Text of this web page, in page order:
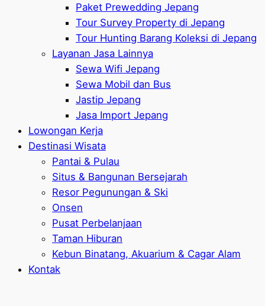
Paket Prewedding Jepang
Tour Survey Property di Jepang
Tour Hunting Barang Koleksi di Jepang
Layanan Jasa Lainnya
Sewa Wifi Jepang
Sewa Mobil dan Bus
Jastip Jepang
Jasa Import Jepang
Lowongan Kerja
Destinasi Wisata
Pantai & Pulau
Situs & Bangunan Bersejarah
Resor Pegunungan & Ski
Onsen
Pusat Perbelanjaan
Taman Hiburan
Kebun Binatang, Akuarium & Cagar Alam
Kontak